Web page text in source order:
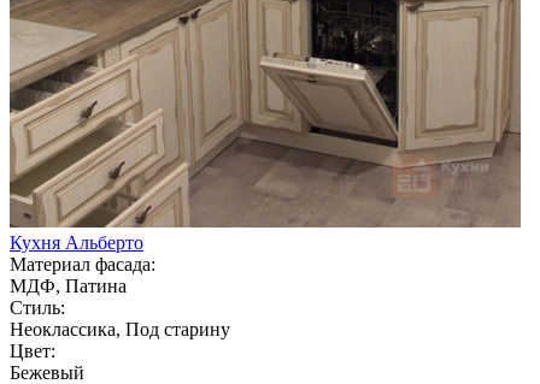
Кухня Альберто
Материал фасада:
МДФ, Патина
Стиль:
Неоклассика, Под старину
Цвет:
Бежевый